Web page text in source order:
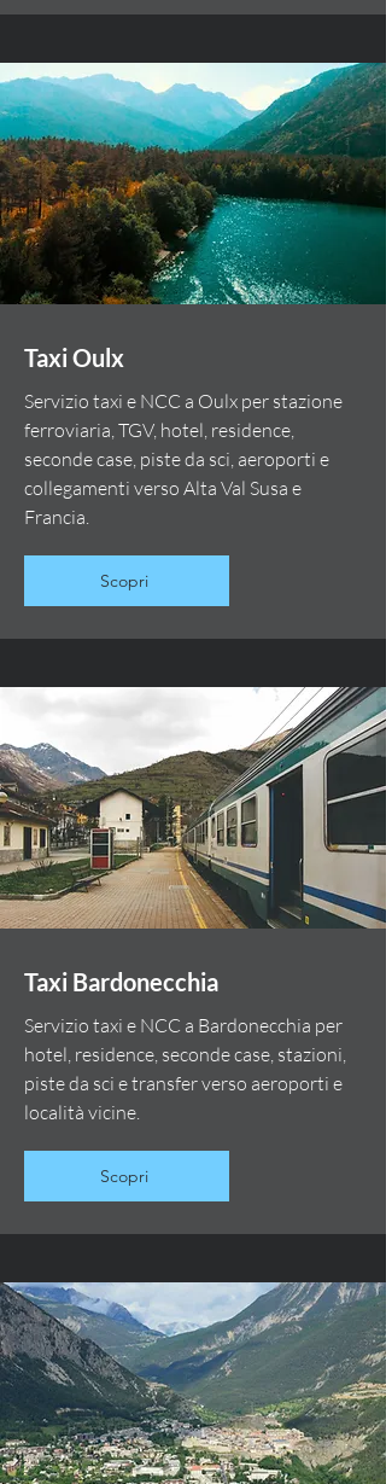
Taxi Oulx
Servizio taxi e NCC a Oulx per stazione
ferroviaria, TGV, hotel, residence,
seconde case, piste da sci, aeroporti e
collegamenti verso Alta Val Susa e
Francia.
Scopri
Taxi Bardonecchia
Servizio taxi e NCC a Bardonecchia per
hotel, residence, seconde case, stazioni,
piste da sci e transfer verso aeroporti e
località vicine.
Scopri